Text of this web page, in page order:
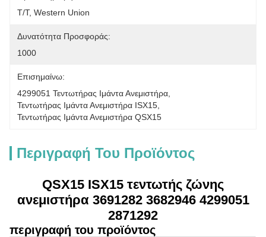
T/T, Western Union
Δυνατότητα Προσφοράς:
1000
Επισημαίνω:
4299051 Τεντωτήρας Ιμάντα Ανεμιστήρα
Τεντωτήρας Ιμάντα Ανεμιστήρα ISX15
Τεντωτήρας Ιμάντα Ανεμιστήρα QSX15
Περιγραφή Του Προϊόντος
QSX15 ISX15 τεντωτής ζώνης
ανεμιστήρα 3691282 3682946 4299051
2871292
περιγραφή του προϊόντος